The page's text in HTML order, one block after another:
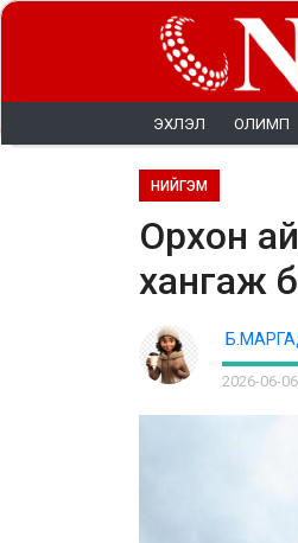
ЭХЛЭЛ ОЛИМП
НИЙГЭМ
Орхон
хангаж
2026-06-06